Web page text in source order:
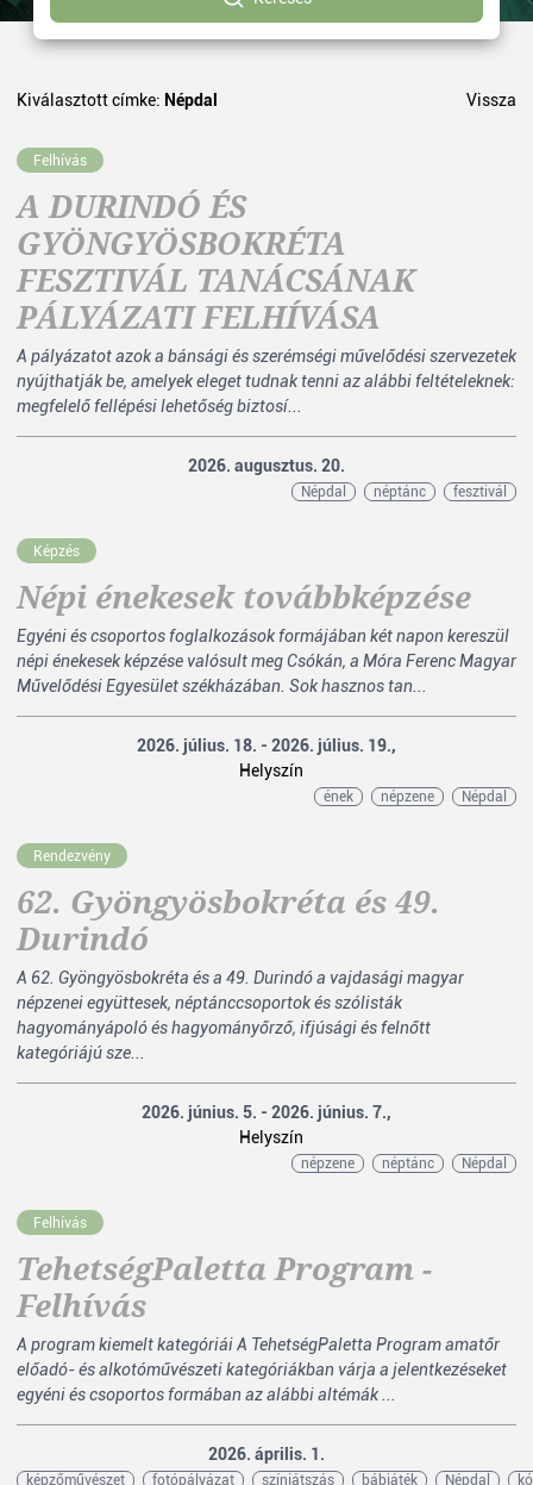
Kiválasztott címke: Népdal Vissza
Felhívás
A DURINDÓ ÉS
GYÖNGYÖSBOKRÉTA
FESZTIVÁL TANÁCSÁNAK
PÁLYÁZATI FELHÍVÁSA
A pályázatot azok a bánsági és szerémségi művelődési szervezetek
nyújthatják be, amelyek eleget tudnak tenni az alábbi feltételeknek:
megfelelő fellépési lehetőség biztosí...
2026. augusztus. 20.
Népdal néptánc fesztivál
Képzés
Népi énekesek továbbképzése
Egyéni és csoportos foglalkozások formájában két napon kereszül
népi énekesek képzése valósult meg Csókán, a Móra Ferenc Magyar
Művelődési Egyesület székházában. Sok hasznos tan...
2026. július. 18. - 2026. július. 19.,
Helyszín
ének népzene Népdal
Rendezvény
62. Gyöngyösbokréta és 49.
Durindó
A 62. Gyöngyösbokréta és a 49. Durindó a vajdasági magyar
népzenei együttesek, néptánccsoportok és szólisták
hagyományápoló és hagyományőrző, ifjúsági és felnőtt
kategóriájú sze...
2026. június. 5. - 2026. június. 7.,
Helyszín
népzene néptánc Népdal
Felhívás
TehetségPaletta Program -
Felhívás
A program kiemelt kategóriái A TehetségPaletta Program amatőr
előadó- és alkotóművészeti kategóriákban várja a jelentkezéseket
egyéni és csoportos formában az alábbi altémák ...
2026. április. 1.
képzőművészet fotópályázat színjátszás bábjáték Népdal